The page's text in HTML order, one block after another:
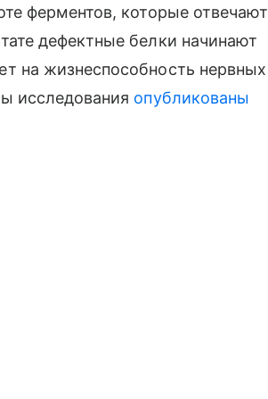
ферментов, которые отвечают
дефектные белки начинают
на жизнеспособность нервных
исследования опубликованы